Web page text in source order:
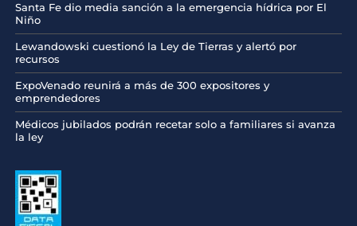
Santa Fe dio media sanción a la emergencia hídrica por El
Niño
Lewandowski cuestionó la Ley de Tierras y alertó por
recursos
ExpoVenado reunirá a más de 300 expositores y
emprendedores
Médicos jubilados podrán recetar solo a familiares si avanza
la ley